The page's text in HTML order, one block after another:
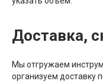
Доставка,
Мы отгружаем
организуем доставку